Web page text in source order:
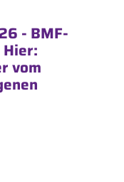
- BMF-
Hier:
vom